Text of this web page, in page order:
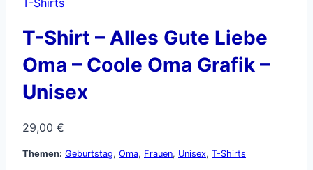
T-Shirts
T-Shirt – Alles Gute Liebe
Oma – Coole Oma Grafik –
Unisex
29,00 €
Themen: Geburtstag, Oma, Frauen, Unisex, T-Shirts